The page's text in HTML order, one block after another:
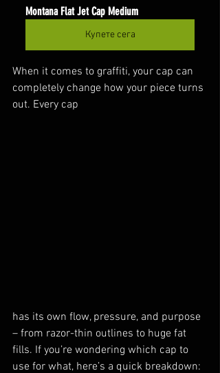
Montana Flat Jet Cap Medium
Купете сега
When it comes to graffiti, your cap can
completely change how your piece turns
out. Every cap
has its own flow, pressure, and purpose
– from razor-thin outlines to huge fat
fills. If you’re wondering which cap to
use for what, here’s a quick breakdown: